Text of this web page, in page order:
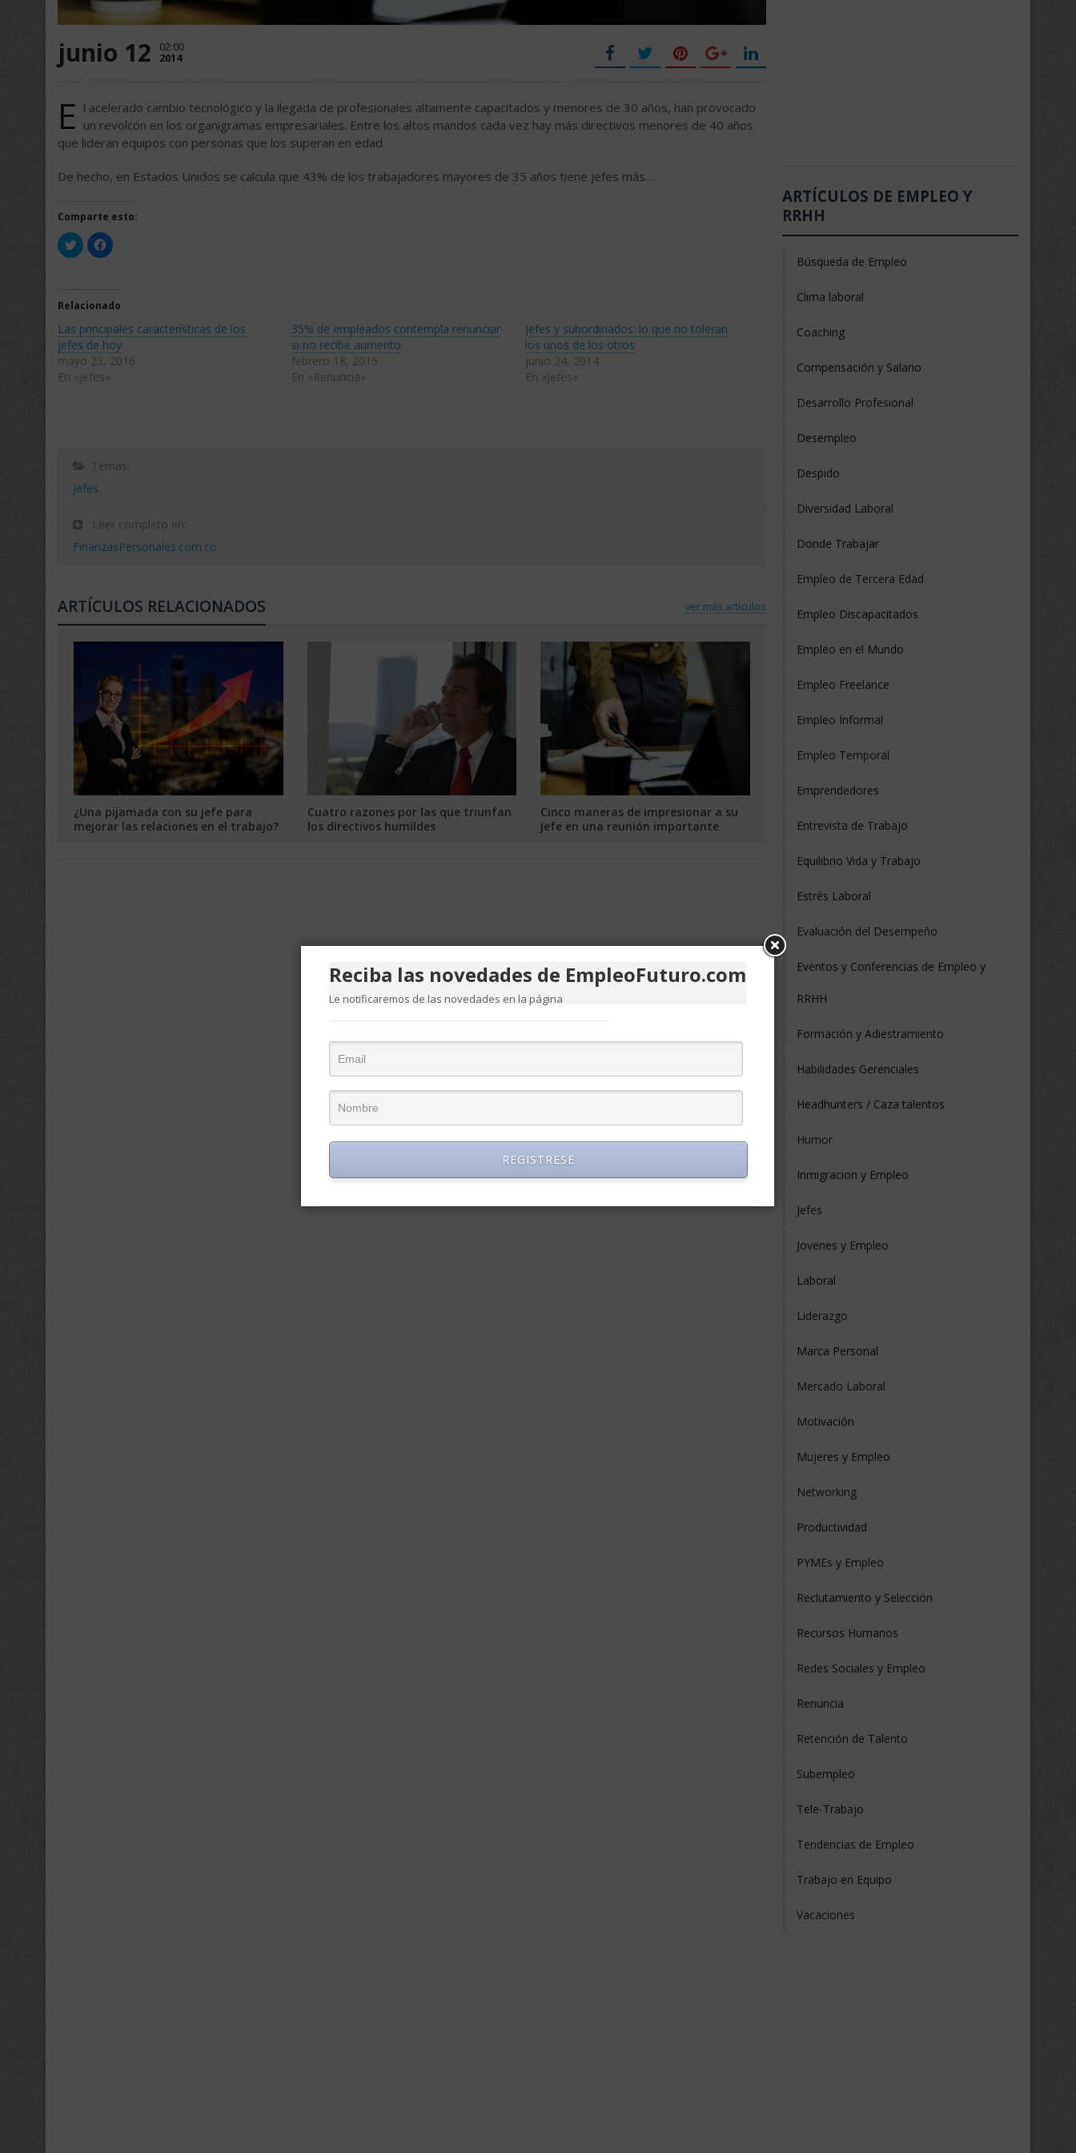
junio 12 02:00
2014
E l acelerado cambio tecnológico y la llegada de profesionales altamente capacitados y menores de 30 años, han provocado
un revolcón en los organigramas empresariales. Entre los altos mandos cada vez hay más directivos menores de 40 años
que lideran equipos con personas que los superan en edad.
De hecho, en Estados Unidos se calcula que 43% de los trabajadores mayores de 35 años tiene jefes más…
Comparte esto:
Haz
clic
para
(Se
abre
una
ventana
nueva)
Haz
clic
(Se
abre
una
ventana
nueva)
Relacionado
Las principales características de los
jefes de hoy
mayo 23, 2016
En «Jefes»
35% de empleados contempla renunciar
si no recibe aumento
febrero 18, 2015
En «Renuncia»
Jefes y subordinados: lo que no toleran
los unos de los otros
junio 24, 2014
En «Jefes»
Temas:
Jefes
Leer completo en:
FinanzasPersonales.com.co
ver más artículos
ARTÍCULOS RELACIONADOS
¿Una pijamada con su jefe para
mejorar las relaciones en el trabajo?
Cuatro razones por las que triunfan
los directivos humildes
Cinco maneras de impresionar a su
jefe en una reunión importante
ARTÍCULOS DE EMPLEO Y
RRHH
Búsqueda de Empleo
Clima laboral
Coaching
Compensación y Salario
Desarrollo Profesional
Desempleo
Despido
Diversidad Laboral
Donde Trabajar
Empleo de Tercera Edad
Empleo Discapacitados
Empleo en el Mundo
Empleo Freelance
Empleo Informal
Empleo Temporal
Emprendedores
Entrevista de Trabajo
Equilibrio Vida y Trabajo
Estrés Laboral
Evaluación del Desempeño
Eventos y Conferencias de Empleo y
RRHH
Formación y Adiestramiento
Habilidades Gerenciales
Headhunters / Caza talentos
Humor
Inmigracion y Empleo
Jefes
Jovenes y Empleo
Laboral
Liderazgo
Marca Personal
Mercado Laboral
Motivación
Mujeres y Empleo
Networking
Productividad
PYMEs y Empleo
Reclutamiento y Selección
Recursos Humanos
Redes Sociales y Empleo
Renuncia
Retención de Talento
Subempleo
Tele-Trabajo
Tendencias de Empleo
Trabajo en Equipo
Vacaciones
Reciba las novedades de EmpleoFuturo.com
Le notificaremos de las novedades en la página
REGISTRESE